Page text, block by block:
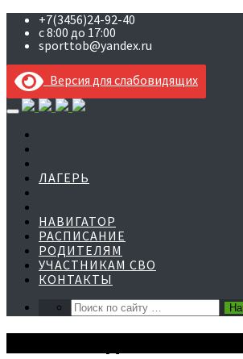
+7(3456)24-92-40
с 8:00 до 17:00
sporttob@yandex.ru
Версия для слабовидящих
Skip
to
content
ЛАГЕРЬ
НАВИГАТОР
РАСПИСАНИЕ
РОДИТЕЛЯМ
УЧАСТНИКАМ СВО
КОНТАКТЫ